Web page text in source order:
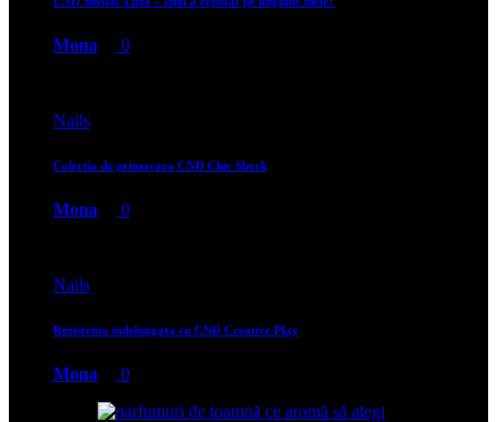
Mona 0
Nails
Colectia de primavara CND Chic Shock
Mona 0
Nails
Rezistenta indelungata cu CND Creative Play
Mona 0